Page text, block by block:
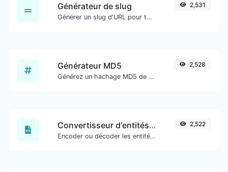
Générateur de slug
Générer un slug d'URL pour toute entrée de chaîne.
2,531
Générateur MD5
Générez un hachage MD5 de 32 caractères de longueur pour toute entrée de chaîne.
2,528
Convertisseur d'entités HTML
Encoder ou décoder les entités HTML pour toute entrée donnée.
2,522